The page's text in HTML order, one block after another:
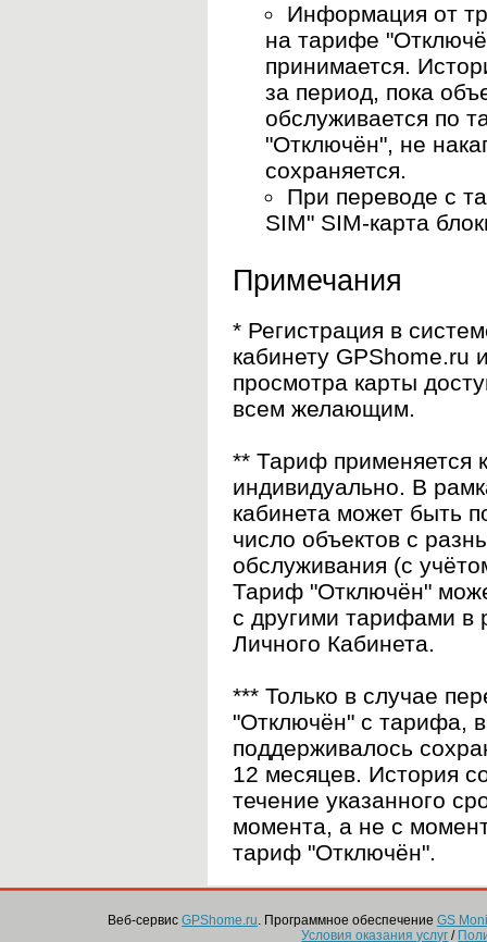
Информация от
на тарифе
принимается.
за период, пока
обслуживается по
"Отключён", не
сохраняется.
При переводе с
SIM" SIM-карта
Примечания
* Регистрация в
кабинету GPShome.ru
просмотра карты
всем желающим.
** Тариф применяется
индивидуально. В
кабинета может быть
число объектов с
обслуживания (с
Тариф "Отключён"
с другими тарифами в
Личного Кабинета.
*** Только в случае
"Отключён" с тарифа,
поддерживалось
12 месяцев. История
течение указанного
момента, а не с
тариф "Отключён".
Веб-сервис GPShome.ru. Программное обеспечение GS
Условия оказания услуг /